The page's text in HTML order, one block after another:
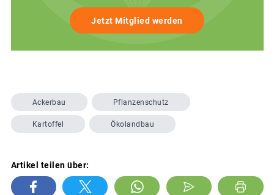
Jetzt Mitglied werden
Ackerbau Pflanzenschutz
Kartoffel Ökolandbau
Artikel teilen über: